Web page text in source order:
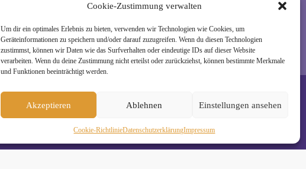
Cookie-Zustimmung verwalten
Um dir ein optimales Erlebnis zu bieten, verwenden wir Technologien wie Cookies, um
Geräteinformationen zu speichern und/oder darauf zuzugreifen. Wenn du diesen Technologien
zustimmst, können wir Daten wie das Surfverhalten oder eindeutige IDs auf dieser Website
verarbeiten. Wenn du deine Zustimmung nicht erteilst oder zurückziehst, können bestimmte Merkmale
und Funktionen beeinträchtigt werden.
Akzeptieren Ablehnen Einstellungen ansehen
Cookie-RichtlinieDaten­schutz­erklä­rungImpressum